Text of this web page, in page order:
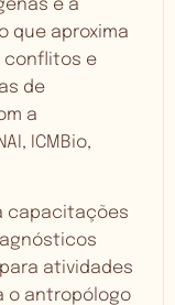
e a
que aproxima
conflitos e
de
a
ICMBio,
capacitações
atividades
o antropólogo